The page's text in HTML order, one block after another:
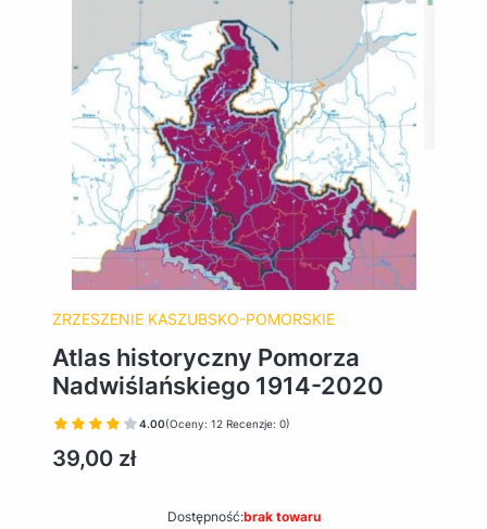
ZRZESZENIE KASZUBSKO-POMORSKIE
Atlas historyczny Pomorza
Nadwiślańskiego 1914-2020
4.00(Oceny: 12 Recenzje: 0)
Cena
39,00 zł
Dostępność:brak towaru